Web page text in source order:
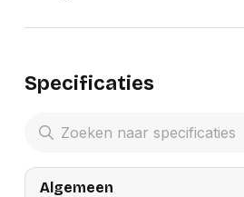
Specificaties
Algemeen